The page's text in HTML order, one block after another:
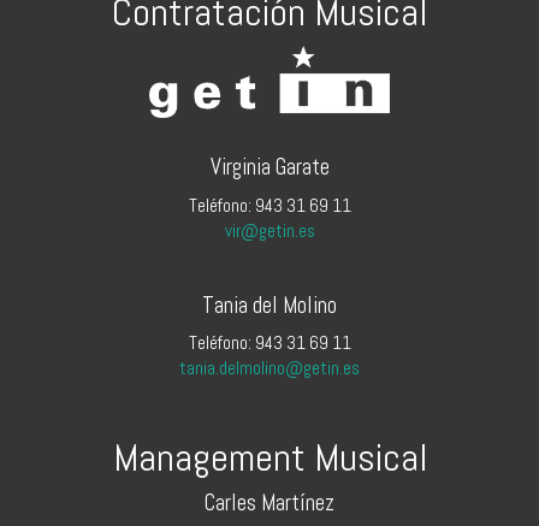
Contratación Musical
Virginia Garate
Teléfono: 943 31 69 11
vir@getin.es
Tania del Molino
Teléfono: 943 31 69 11
tania.delmolino@getin.es
Management Musical
Carles Martínez